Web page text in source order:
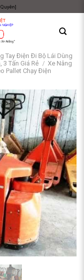
Quyên]
Tay Điện Đi Bộ Lái Dùng
3 Tấn Giá Rẻ / Xe Nâng
Pallet Chạy Điện